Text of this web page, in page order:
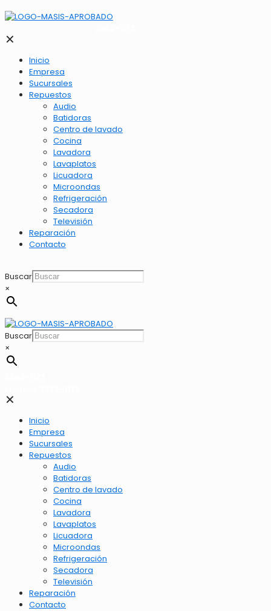
✕
Inicio
Empresa
Sucursales
Repuestos
Audio
Batidoras
Centro de lavado
Cocina
Lavadora
Lavaplatos
Licuadora
Microondas
Refrigeración
Secadora
Televisión
Reparación
Contacto
Buscar
×
Buscar
×
✕
Inicio
Empresa
Sucursales
Repuestos
Audio
Batidoras
Centro de lavado
Cocina
Lavadora
Lavaplatos
Licuadora
Microondas
Refrigeración
Secadora
Televisión
Reparación
Contacto